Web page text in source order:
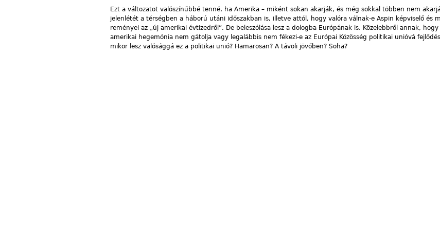
Ezt a változatot valószínűbbé tenné, ha Amerika – miként sokan akarják, és még sokkal többen nem
jelenlétét a térségben a háború utáni időszakban is, illetve attól, hogy valóra válnak-e Aspin képviselő és
reményei az „új amerikai évtizedről”. De beleszólása lesz a dologba Európának is. Közelebbről annak,
amerikai hegemónia nem gátolja vagy legalábbis nem fékezi-e az Európai Közösség politikai unióvá
mikor lesz valósággá ez a politikai unió? Hamarosan? A távoli jövőben? Soha?